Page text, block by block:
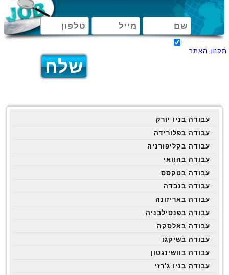
תקנון האתר
עבודה בניו יורק
עבודה בפלורידה
עבודה בקליפורניה
עבודה בהוואי
עבודה בטקסס
עבודה בנבדה
עבודה באריזונה
עבודה בפנסילבניה
עבודה באלסקה
עבודה בשיקגו
עבודה בוושינגטון
עבודה בניו ג'רזי